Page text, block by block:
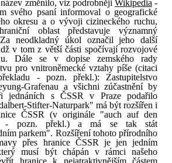
změnilo, viz podrobněji Wikipedia -
svého psaní informoval o geografické
okresu a o vývoji cizineckého ruchu,
oblast představuje významný
neodkladný úkol označil jeho další
v tom z větší části spočívají rozvojové
Dále se v dopise zemského rady
pro vnitroněmecké vztahy píše (citaci
- pozn. překl.): Zastupitelstvo
Grafenau a všichni zúčastnění by
jednáních s ČSSR v Praze podařilo
Stifter-Naturpark" má být rozšířen i
ČSSR (v originále "auch auf den
- pozn. překl.) a má se tak stát
parkem". Rozšíření tohoto přírodního
přes hranice ČSSR je jen jedním
musí být chápán v rámci našeho
hranice k nejatraktivnějším částem